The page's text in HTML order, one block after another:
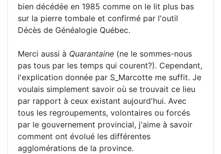
bien décédée en 1985 comme on le lit plus bas
sur la pierre tombale et confirmé par l'outil
Décès de Généalogie Québec.
Merci aussi à Quarantaine (ne le sommes-nous
pas tous par les temps qui courent?). Cependant,
l'explication donnée par S_Marcotte me suffit. Je
voulais simplement savoir où se trouvait ce lieu
par rapport à ceux existant aujourd'hui. Avec
tous les regroupements, volontaires ou forcés
par le gouvernement provincial, j'aime à savoir
comment ont évolué les différentes
agglomérations de la province.